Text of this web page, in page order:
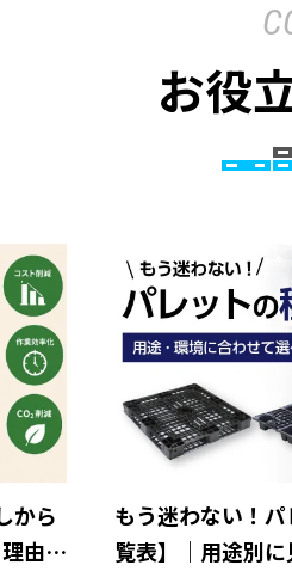
お役
から
由と
もう迷わない！
覧表】｜用途別